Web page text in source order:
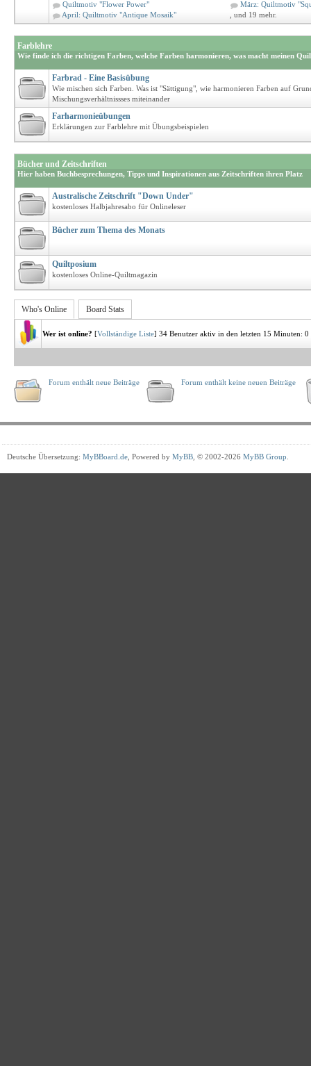
Quiltmotiv "Flower Power"
März: Quiltmotiv
April: Quiltmotiv "Antique Mosaik"
, und 19 mehr.
Farblehre
Wie finde ich die richtigen Farben, welche Farben harmonieren, was macht meinen
Farbrad - Eine Basisübung
Wie mischen sich Farben. Was ist "Sättigung", wie harmonieren Farben auf
Mischungsverhältnissses miteinander
Farharmonieübungen
Erklärungen zur Farblehre mit Übungsbeispielen
Bücher und Zeitschriften
Hier haben Buchbesprechungen, Tipps und Inspirationen aus Zeitschriften ihren Platz
Australische Zeitschrift "Down Under"
kostenloses Halbjahresabo für Onlineleser
Bücher zum Thema des Monats
Quiltposium
kostenloses Online-Quiltmagazin
Who's Online Board Stats
Wer ist online? [Vollständige Liste] 34 Benutzer aktiv in den letzten 15 Minuten:
Forum enthält neue Beiträge Forum enthält keine neuen Beiträge
Deutsche Übersetzung: MyBBoard.de , Powered by MyBB , © 2002-2026 MyBB Group